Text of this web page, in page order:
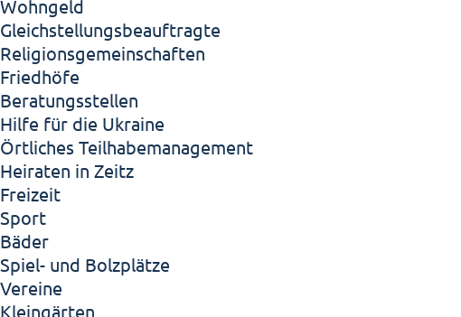
Wohngeld
Gleichstellungsbeauftragte
Religionsgemeinschaften
Friedhöfe
Beratungsstellen
Hilfe für die Ukraine
Örtliches Teilhabemanagement
Heiraten in Zeitz
Freizeit
Sport
Bäder
Spiel- und Bolzplätze
Vereine
Kleingärten